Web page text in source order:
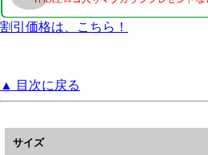
割引価格は、こちら！
▲ 目次に戻る
サイズ